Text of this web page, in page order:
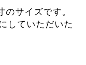
サイズです。
していただいた